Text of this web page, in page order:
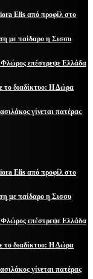
Elis από προφίλ στο
με παίδαρο η Σισσυ
Φλώρος επέστρεψε Ελλάδα
το διαδίκτυο: Η Δώρα
γίνεται πατέρας
Elis από προφίλ στο
με παίδαρο η Σισσυ
Φλώρος επέστρεψε Ελλάδα
το διαδίκτυο: Η Δώρα
γίνεται πατέρας